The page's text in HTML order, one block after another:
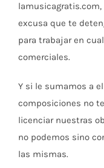
excusa que te
para trabajar en
comerciales.
Y si le sumamos a
composiciones no
licenciar nuestras
no podemos sino
las mismas.